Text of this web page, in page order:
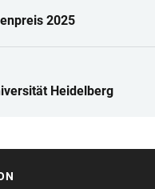
2025
Heidelberg